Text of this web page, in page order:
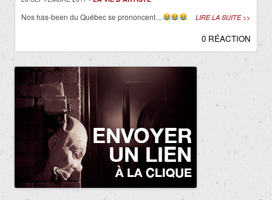
Nos has-been du Québec se prononcent… LIRE LA SUITE >>
0 RÉACTION